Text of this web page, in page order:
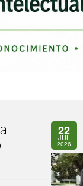
22
JUL
2026